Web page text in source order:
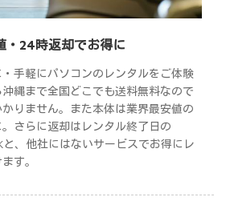
・24時返却でお得に
手軽にパソコンのレンタルをご体験
縄まで全国どこでも送料無料なので
りません。また本体は業界最安値の
さらに返却はレンタル終了日の
、他社にはないサービスでお得にレ
す。